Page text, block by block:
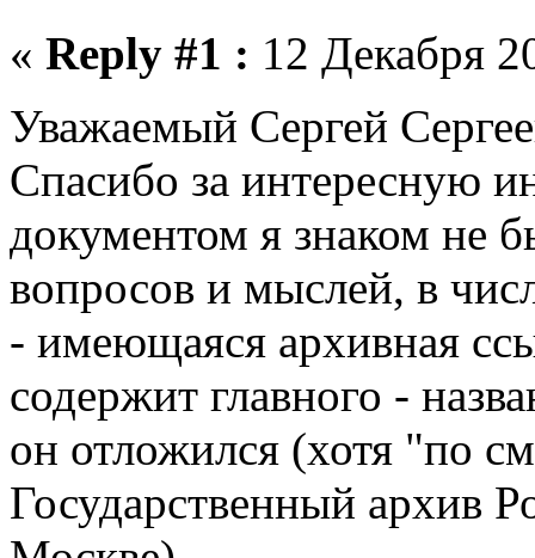
« Reply #1 : 12 Декабря
Уважаемый Сергей
Спасибо за интересную
документом я знаком не
вопросов и мыслей, в
- имеющаяся архивная
содержит главного -
он отложился (хотя "по
Государственный архив